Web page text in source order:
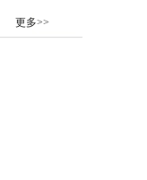
更多>>